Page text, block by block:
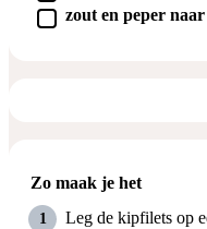
▢
zout en peper
Zo maak je het
Leg de kipfilets op